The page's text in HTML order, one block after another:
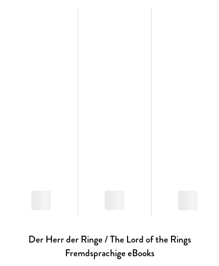
Der Herr der Ringe / The Lord of the Rings
Fremdsprachige eBooks